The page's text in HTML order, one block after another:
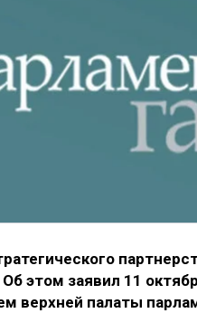
этом заявил 11
верхней палаты